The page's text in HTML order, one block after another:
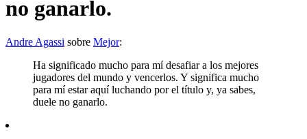
no ganarlo.
Andre Agassi sobre Mejor:
Ha significado mucho para mí desafiar a los mejores
jugadores del mundo y vencerlos. Y significa mucho
para mí estar aquí luchando por el título y, ya sabes,
duele no ganarlo.